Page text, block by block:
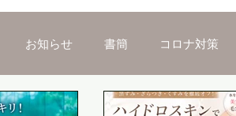
お知らせ 書簡 コロナ対策
ススメ パイラソード ブライダ